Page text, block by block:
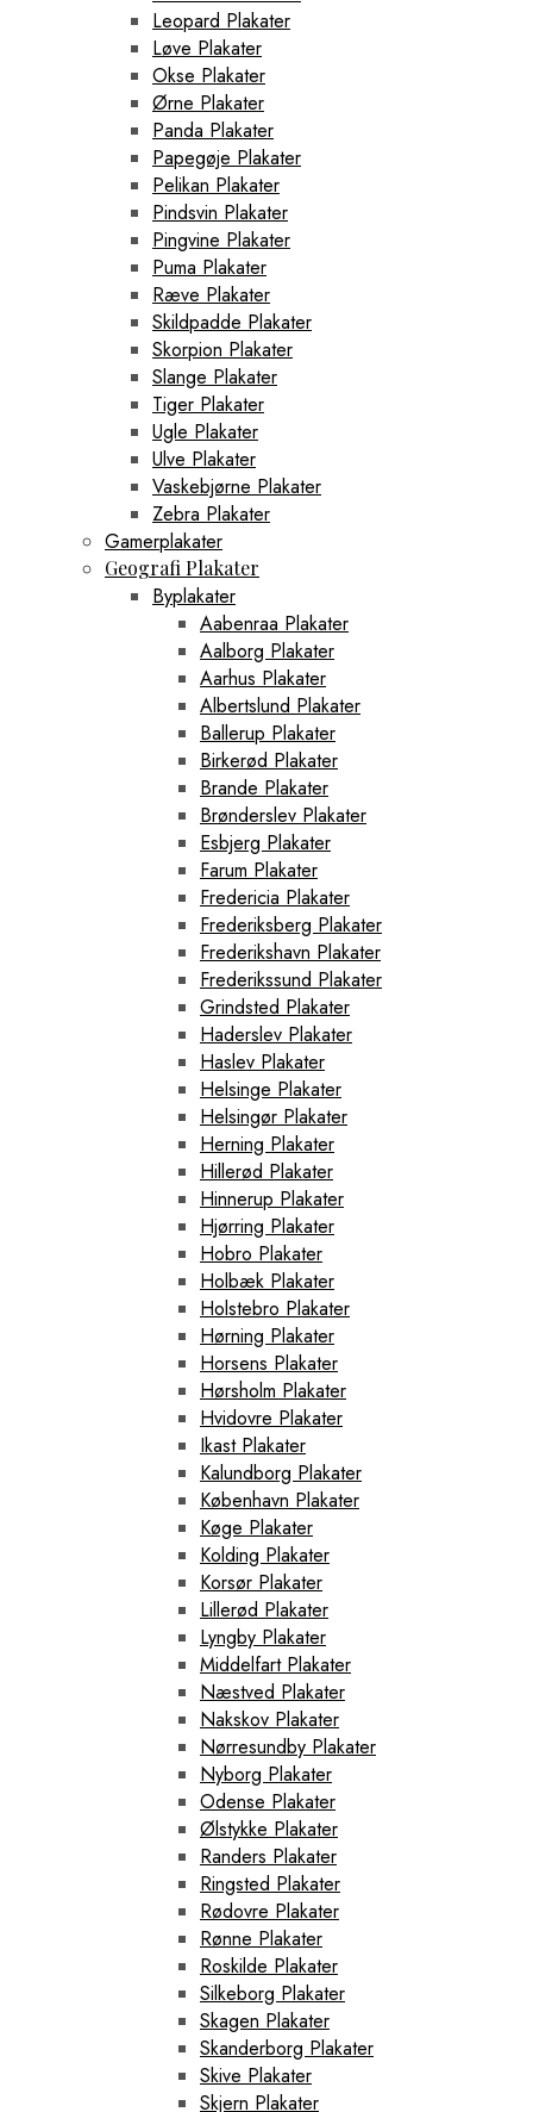
Leopard Plakater
Løve Plakater
Okse Plakater
Ørne Plakater
Panda Plakater
Papegøje Plakater
Pelikan Plakater
Pindsvin Plakater
Pingvine Plakater
Puma Plakater
Ræve Plakater
Skildpadde Plakater
Skorpion Plakater
Slange Plakater
Tiger Plakater
Ugle Plakater
Ulve Plakater
Vaskebjørne Plakater
Zebra Plakater
Gamerplakater
Geografi Plakater
Byplakater
Aabenraa Plakater
Aalborg Plakater
Aarhus Plakater
Albertslund Plakater
Ballerup Plakater
Birkerød Plakater
Brande Plakater
Brønderslev Plakater
Esbjerg Plakater
Farum Plakater
Fredericia Plakater
Frederiksberg Plakater
Frederikshavn Plakater
Frederikssund Plakater
Grindsted Plakater
Haderslev Plakater
Haslev Plakater
Helsinge Plakater
Helsingør Plakater
Herning Plakater
Hillerød Plakater
Hinnerup Plakater
Hjørring Plakater
Hobro Plakater
Holbæk Plakater
Holstebro Plakater
Hørning Plakater
Horsens Plakater
Hørsholm Plakater
Hvidovre Plakater
Ikast Plakater
Kalundborg Plakater
København Plakater
Køge Plakater
Kolding Plakater
Korsør Plakater
Lillerød Plakater
Lyngby Plakater
Middelfart Plakater
Næstved Plakater
Nakskov Plakater
Nørresundby Plakater
Nyborg Plakater
Odense Plakater
Ølstykke Plakater
Randers Plakater
Ringsted Plakater
Rødovre Plakater
Rønne Plakater
Roskilde Plakater
Silkeborg Plakater
Skagen Plakater
Skanderborg Plakater
Skive Plakater
Skjern Plakater